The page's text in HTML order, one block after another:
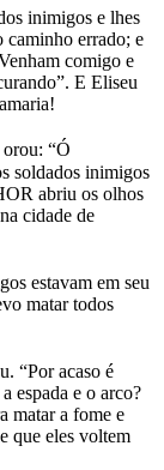
inimigos e lhes
caminho errado; e
comigo e
E Eliseu
“Ó
soldados inimigos
abriu os olhos
cidade de
estavam em seu
matar todos
“Por acaso é
espada e o arco?
matar a fome e
que eles voltem